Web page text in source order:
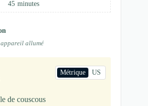
45 minutes
allumé
Métrique US
de couscous